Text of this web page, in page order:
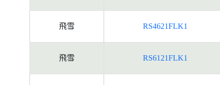
飛雪 RS4621FLK1
飛雪 RS6121FLK1